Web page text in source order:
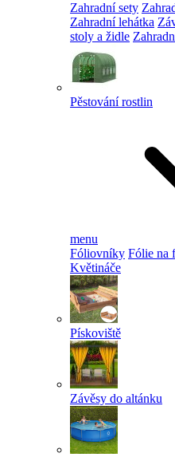
Zahradní sety
Zahradní lehátka
stoly a židle
Pěstování rostlin
menu
Fóliovníky Fólie na
Květináče
Pískoviště
Závěsy do altánku